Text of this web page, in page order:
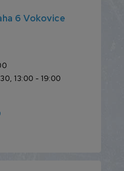
6 Vokovice
13:00 - 19:00